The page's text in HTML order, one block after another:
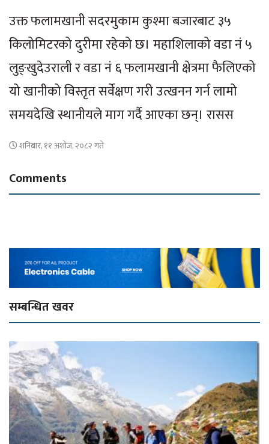
उक्त फलामखानी सदरमुकाम कुश्मा बजारबाट ३५
किलोमिटरको दुरीमा रहेको छ। महाशिलाको वडा नं ५
लुङ्खुदेउराली र वडा नं ६ फलामखानी क्षेत्रमा फैलिएको
यो खानीको विस्तृत सर्वेक्षण गरी उत्खनन गर्न लामो
समयदेखि स्थानीयले माग गर्दै आएका छन्। रासस
शनिबार, ११ अशोज, २०८२ गते
Comments
सम्बन्धित खवर